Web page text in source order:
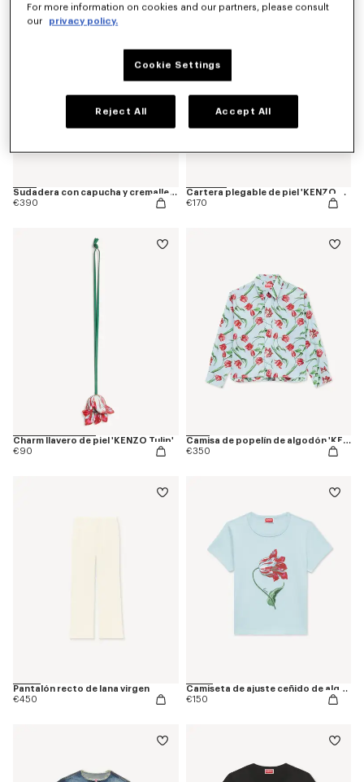
Sudadera con capucha y cremallera de algodón bordada 'KENZO Tulip'
€390
Cartera plegable de piel 'KENZO Tulip'
€170
Charm llavero de piel 'KENZO Tulip'
€90
Camisa de popelín de algodón 'KENZO Tulip'
€350
Pantalón recto de lana virgen
€450
Camiseta de ajuste ceñido de algodón 'KENZO Tulip'
€150
For more information on cookies and our partners, please consult
our
privacy policy.
Cookie Settings
Reject All Accept All